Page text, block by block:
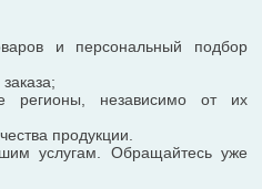
и персональный подбор
регионы, независимо от их
продукции.
услугам. Обращайтесь уже